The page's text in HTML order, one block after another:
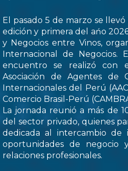
El pasado 5 de marzo se
edición y primera del ańo
y Negocios entre Vinos,
Internacional de Negocios.
encuentro se realizó con
Asociación de Agentes de
Internacionales del Perú
Comercio Brasil-Perú
La jornada reunió a más de
del sector privado, quienes
dedicada al intercambio de
oportunidades de negocio
relaciones profesionales.